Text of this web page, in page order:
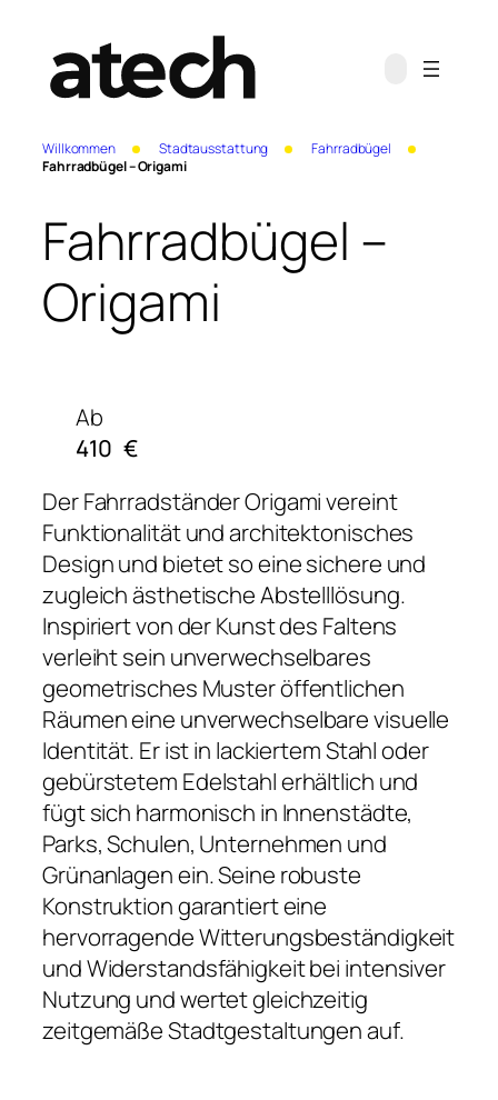
Willkommen Stadtausstattung
Fahrradbügel
Fahrradbügel – Origami
Fahrradbügel –
Origami
Ab
410 €
Der Fahrradständer Origami vereint
Funktionalität und architektonisches
Design und bietet so eine sichere und
zugleich ästhetische Abstelllösung.
Inspiriert von der Kunst des Faltens
verleiht sein unverwechselbares
geometrisches Muster öffentlichen
Räumen eine unverwechselbare visuelle
Identität. Er ist in lackiertem Stahl oder
gebürstetem Edelstahl erhältlich und
fügt sich harmonisch in Innenstädte,
Parks, Schulen, Unternehmen und
Grünanlagen ein. Seine robuste
Konstruktion garantiert eine
hervorragende Witterungsbeständigkeit
und Widerstandsfähigkeit bei intensiver
Nutzung und wertet gleichzeitig
zeitgemäße Stadtgestaltungen auf.